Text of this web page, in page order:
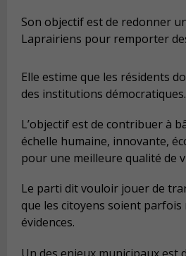
Son objectif est de redonner
Laprairiens pour remporter
Elle estime que les résidents
des institutions démocratiques.
L’objectif est de contribuer à
échelle humaine, innovante,
pour une meilleure qualité de
Le parti dit vouloir jouer de
que les citoyens soient parfois
évidences.